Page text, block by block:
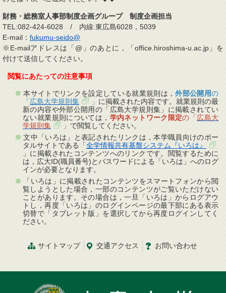
財務・総務室人事部制度企画グループ 制度企画担当
TEL:082-424-6028 / 内線:東広島6028，5039
E-mail： fukumu-seido@
※E-mailアドレスは「@」のあとに，「office.hiroshima-u.ac.jp」を
付けて送信してください。
閲覧にあたっての注意事項
本サイトでリンクを設定している就業規則は，外部公開用の
「広島大学規則集 」 に掲載された内容です。就業規則の最
新の内容や外部公開用の「広島大学規則集」に掲載されてい
ない就業規則については， 学内ネットワーク限定の「広島大
学規則集
」 で閲覧してください。
文中「いろは」と表記されたリンクは，本学職員向けのポー
タルサイトである「全学情報共有基盤システム『いろは』
」に掲載されたコンテンツへのリンクです。閲覧するために
は，広大ID(職員番号)とパスワードによる「いろは」へのログ
インが必要となります。
「いろは」に掲載されたコンテンツをスマートフォンから閲
覧しようとした場合，一部のコンテンツがご覧いただけない
ことがあります。その場合は，一旦「いろは」からログアウ
トし，再度「いろは」のログインページの最下部にある表示
切替で「タブレット版」を選択してから再度ログインしてく
ださい。
サイトマップ 交通アクセス お問い合わせ